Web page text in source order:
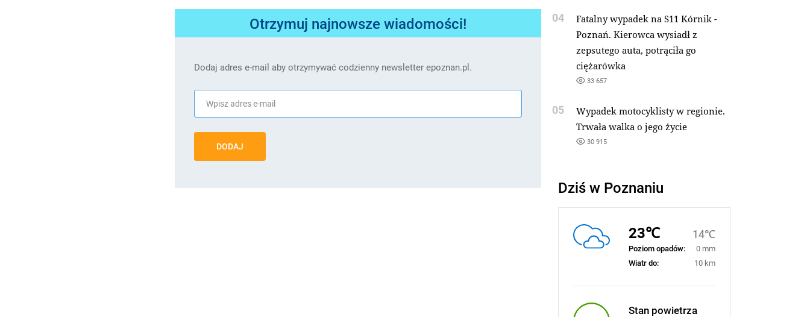
Otrzymuj najnowsze wiadomości!
Dodaj adres e-mail aby otrzymywać codzienny newsletter epoznan.pl.
DODAJ
04
Fatalny wypadek na S11 Kórnik -
Poznań. Kierowca wysiadł z
zepsutego auta, potrąciła go
ciężarówka
33 657
05
Wypadek motocyklisty w regionie.
Trwała walka o jego życie
30 915
Dziś w Poznaniu
23℃ 14℃
Poziom opadów:
0 mm
Wiatr do:
10 km
Stan powietrza